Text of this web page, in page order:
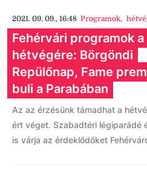
2021. 09. 09., 16:48 Programok,
Fehérvári programok a
hétvégére: Börgöndi
Repülőnap, Fame
buli a Parabában
Az az érzésünk támadhat a
ért véget. Szabadtéri légiparádé
is várja az érdeklődőket